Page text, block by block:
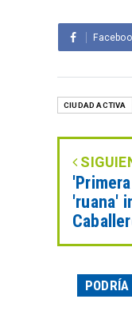
CIUDAD ACTIVA
'ruana'